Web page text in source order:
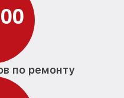
00
по ремонту